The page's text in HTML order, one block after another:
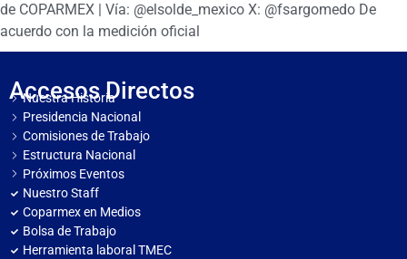
de COPARMEX | Vía: @elsolde_mexico X: @fsargomedo De
acuerdo con la medición oficial
Accesos Directos
Nuestra Historia
Presidencia Nacional
Comisiones de Trabajo
Estructura Nacional
Próximos Eventos
Nuestro Staff
Coparmex en Medios
Bolsa de Trabajo
Herramienta laboral TMEC